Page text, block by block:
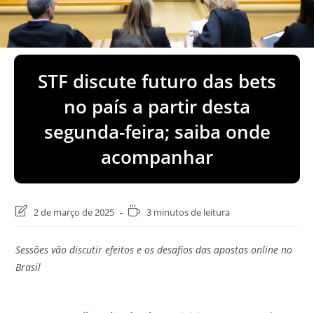
STF discute futuro das bets
no país a partir desta
segunda-feira; saiba onde
acompanhar
Última
post:
2 de março de 2025
Tempo3 minutos de leitura
Sessões vão discutir efeitos e os desafios das apostas online no
Brasil